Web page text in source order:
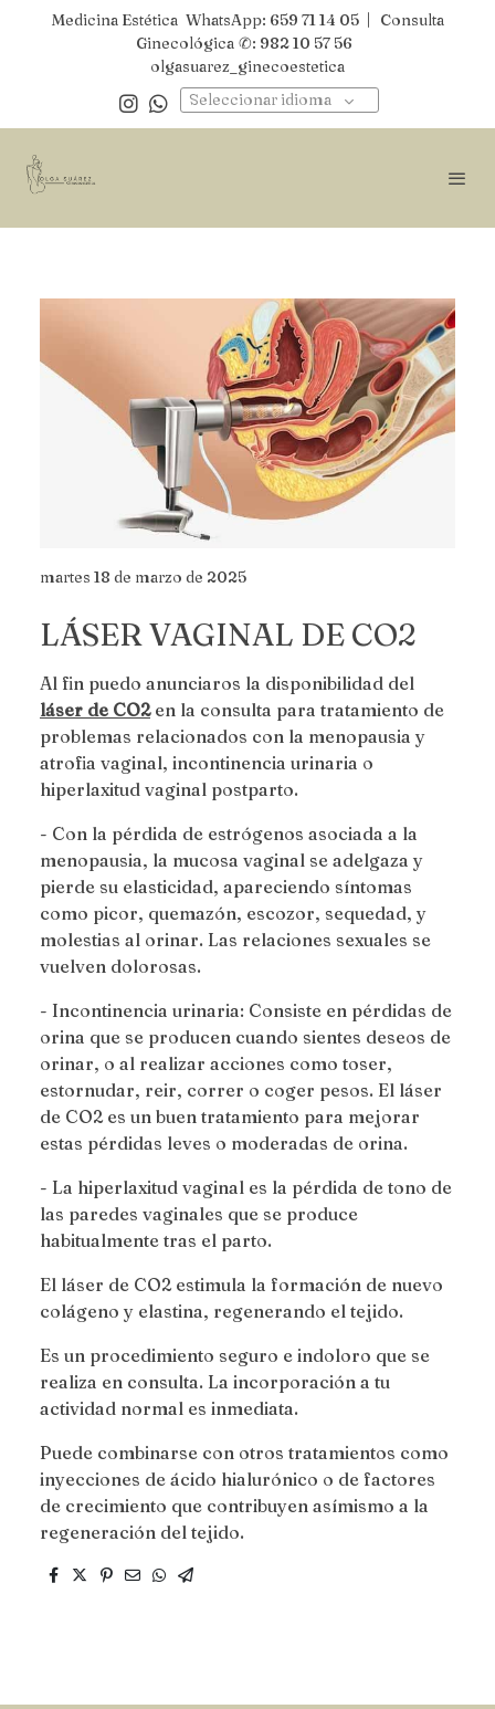
Medicina Estética WhatsApp: 659 71 14 05 | Consulta
Ginecológica ✆: 982 10 57 56
olgasuarez_ginecoestetica
Seleccionar idioma
martes 18 de marzo de 2025
LÁSER VAGINAL DE CO2
Al fin puedo anunciaros la disponibilidad del
láser de CO2en la consulta para tratamiento de
problemas relacionados con la menopausia y
atrofia vaginal, incontinencia urinaria o
hiperlaxitud vaginal postparto.
- Con la pérdida de estrógenos asociada a la
menopausia, la mucosa vaginal se adelgaza y
pierde su elasticidad, apareciendo síntomas
como picor, quemazón, escozor, sequedad, y
molestias al orinar. Las relaciones sexuales se
vuelven dolorosas.
- Incontinencia urinaria: Consiste en pérdidas de
orina que se producen cuando sientes deseos de
orinar, o al realizar acciones como toser,
estornudar, reir, correr o coger pesos. El láser
de CO2 es un buen tratamiento para mejorar
estas pérdidas leves o moderadas de orina.
- La hiperlaxitud vaginal es la pérdida de tono de
las paredes vaginales que se produce
habitualmente tras el parto.
El láser de CO2 estimula la formación de nuevo
colágeno y elastina, regenerando el tejido.
Es un procedimiento seguro e indoloro que se
realiza en consulta. La incorporación a tu
actividad normal es inmediata.
Puede combinarse con otros tratamientos como
inyecciones de ácido hialurónico o de factores
de crecimiento que contribuyen asímismo a la
regeneración del tejido.